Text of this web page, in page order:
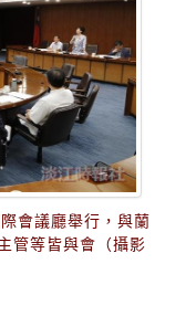
會議廳舉行，與蘭
管等皆與會（攝影